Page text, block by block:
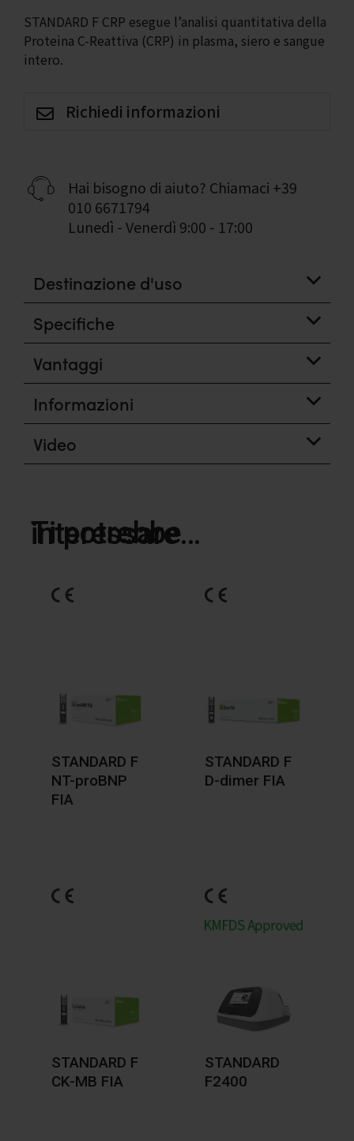
STANDARD F CRP esegue l’analisi quantitativa della
Proteina C-Reattiva (CRP) in plasma, siero e sangue
intero.
Richiedi informazioni
Hai bisogno di aiuto? Chiamaci +39
010 6671794
Lunedì - Venerdì 9:00 - 17:00
Destinazione d'uso
Specifiche
Vantaggi
Informazioni
Video
Ti potrebbe interessare…
STANDARD F
NT-proBNP
FIA
STANDARD F
D-dimer FIA
STANDARD F
CK-MB FIA
STANDARD
F2400